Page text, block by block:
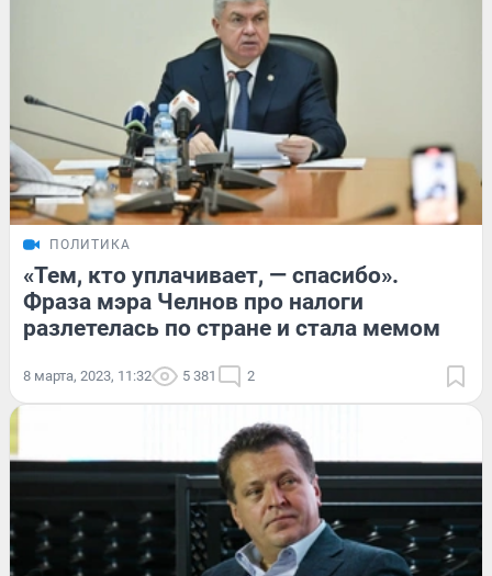
ПОЛИТИКА
«Тем, кто уплачивает, — спасибо».
Фраза мэра Челнов про налоги
разлетелась по стране и стала мемом
8 марта, 2023, 11:32 5 381 2